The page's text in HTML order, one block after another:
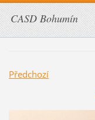
CASD Bohumín
Předchozí